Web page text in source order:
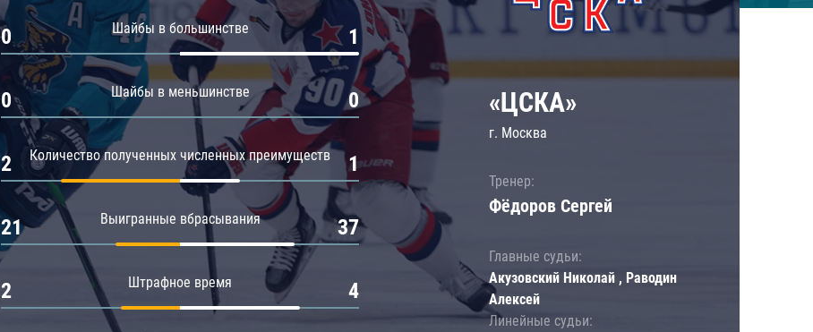
Амур
Барыс
Салават Юлаев
Шайбы в большинстве
0 1
Шайбы в меньшинстве
0 0
Количество полученных численных преимуществ
2 1
Выигранные вбрасывания
21 37
Штрафное время
2 4
«ЦСКА»
г. Москва
Тренер:
Фёдоров Сергей
Главные судьи:
Акузовский Николай , Раводин
Алексей
Линейные судьи: